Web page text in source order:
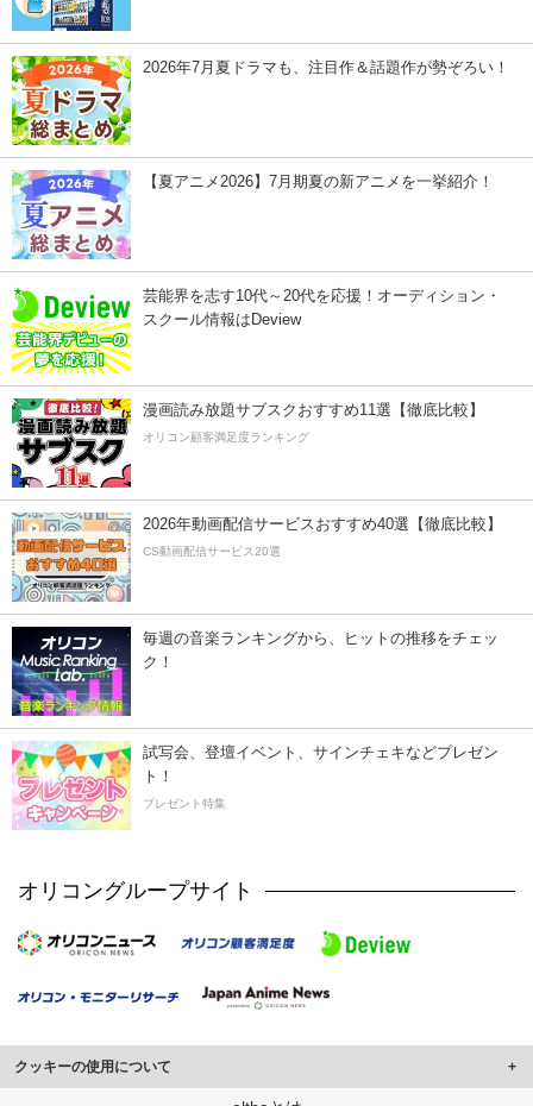
2026年7月夏ドラマも、注目作＆話題作が勢ぞろい！
【夏アニメ2026】7月期夏の新アニメを一挙紹介！
芸能界を志す10代～20代を応援！オーディション・
スクール情報はDeview
漫画読み放題サブスクおすすめ11選【徹底比較】
オリコン顧客満足度ランキング
2026年動画配信サービスおすすめ40選【徹底比較】
CS動画配信サービス20選
毎週の音楽ランキングから、ヒットの推移をチェッ
ク！
試写会、登壇イベント、サインチェキなどプレゼン
ト！
プレゼント特集
オリコングループサイト
クッキーの使用について